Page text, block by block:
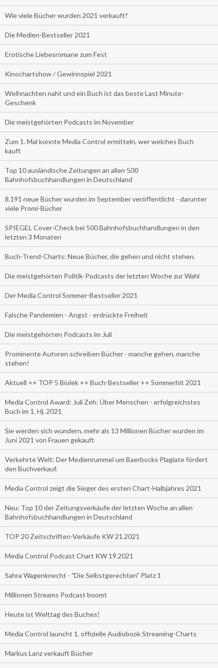
Wie viele Bücher wurden 2021 verkauft?
Die Medien-Bestseller 2021
Erotische Liebesromane zum Fest
Kinochartshow / Gewinnspiel 2021
Weihnachten naht und ein Buch ist das beste Last Minute-
Geschenk
Die meistgehörten Podcasts im November
Zum 1. Mal konnte Media Control ermitteln, wer welches Buch
kauft
Top 10 ausländische Zeitungen an allen 500
Bahnhofsbuchhandlungen in Deutschland
8.191 neue Bücher wurden im September veröffentlicht - darunter
viele Promi-Bücher
SPIEGEL Cover-Check bei 500 Bahnhofsbuchhandlungen in den
letzten 3 Monaten
Buch-Trend-Charts: Neue Bücher, die gehen und nicht stehen.
Die meistgehörten Politik-Podcasts der letzten Woche zur Wahl
Der Media Control Sommer-Bestseller 2021
Falsche Pandemien - Angst - erdrückte Freiheit
Die meistgehörten Podcasts im Juli
Prominente Autoren schreiben Bücher - manche gehen, manche
stehen!
Aktuell ++ TOP 5 Biolek ++ Buch-Bestseller ++ Sommerhit 2021
Media Control Award: Juli Zeh: Über Menschen - erfolgreichstes
Buch im 1. Hj. 2021
Sie werden sich wundern, mehr als 13 Millionen Bücher wurden im
Juni 2021 von Frauen gekauft
Verkehrte Welt: Der Medienrummel um Baerbocks Plagiate fördert
den Buchverkauf.
Media Control zeigt die Sieger des ersten Chart-Halbjahres 2021
Neu: Top 10 der Zeitungsverkäufe der letzten Woche an allen
Bahnhofsbuchhandlungen in Deutschland
TOP 20 Zeitschriften-Verkäufe KW 21.2021
Media Control Podcast Chart KW 19.2021
Sahra Wagenknecht - "Die Selbstgerechten" Platz 1
Millionen Streams Podcast boomt
Heute ist Welttag des Buches!
Media Control launcht 1. offizielle Audiobook Streaming-Charts
Markus Lanz verkauft Bücher